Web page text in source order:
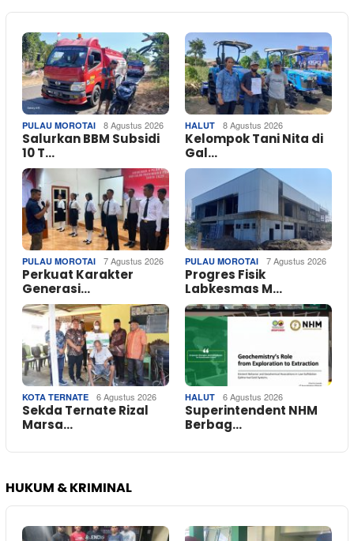
PULAU MOROTAI 8 Agustus 2026
Salurkan BBM Subsidi
10 T…
HALUT 8 Agustus 2026
Kelompok Tani Nita di
Gal…
PULAU MOROTAI 7 Agustus 2026
Perkuat Karakter
Generasi…
PULAU MOROTAI 7 Agustus 2026
Progres Fisik
Labkesmas M…
KOTA TERNATE 6 Agustus 2026
Sekda Ternate Rizal
Marsa…
HALUT 6 Agustus 2026
Superintendent NHM
Berbag…
HUKUM & KRIMINAL